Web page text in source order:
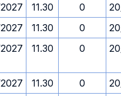
11.30 0
11.30 0
11.30 0
11.30 0